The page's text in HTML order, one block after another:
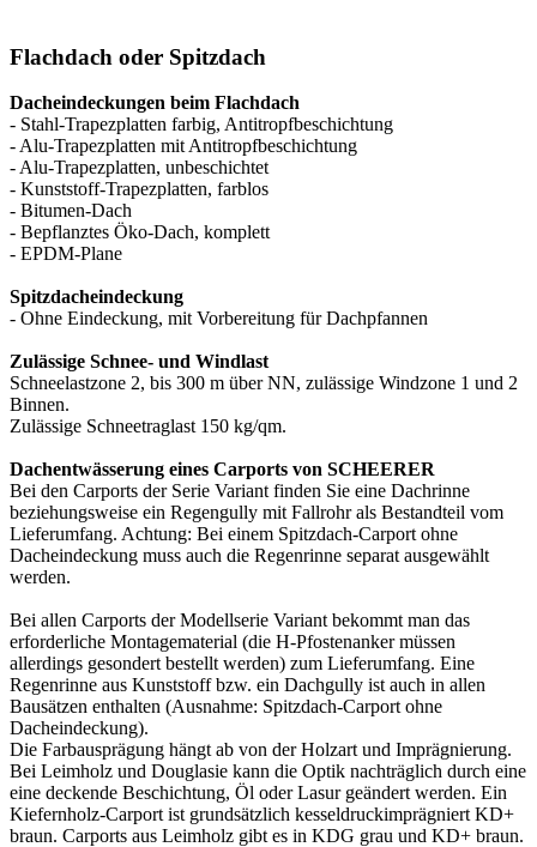
Flachdach oder Spitzdach
Dacheindeckungen beim Flachdach
- Stahl-Trapezplatten farbig, Antitropfbeschichtung
- Alu-Trapezplatten mit Antitropfbeschichtung
- Alu-Trapezplatten, unbeschichtet
- Kunststoff-Trapezplatten, farblos
- Bitumen-Dach
- Bepflanztes Öko-Dach, komplett
- EPDM-Plane
Spitzdacheindeckung
- Ohne Eindeckung, mit Vorbereitung für Dachpfannen
Zulässige Schnee- und Windlast
Schneelastzone 2, bis 300 m über NN, zulässige Windzone 1 und 2
Binnen.
Zulässige Schneetraglast 150 kg/qm.
Dachentwässerung eines Carports von SCHEERER
Bei den Carports der Serie Variant finden Sie eine Dachrinne
beziehungsweise ein Regengully mit Fallrohr als Bestandteil vom
Lieferumfang. Achtung: Bei einem Spitzdach-Carport ohne
Dacheindeckung muss auch die Regenrinne separat ausgewählt
werden.
Bei allen Carports der Modellserie Variant bekommt man das
erforderliche Montagematerial (die H-Pfostenanker müssen
allerdings gesondert bestellt werden) zum Lieferumfang. Eine
Regenrinne aus Kunststoff bzw. ein Dachgully ist auch in allen
Bausätzen enthalten (Ausnahme: Spitzdach-Carport ohne
Dacheindeckung).
Die Farbausprägung hängt ab von der Holzart und Imprägnierung.
Bei Leimholz und Douglasie kann die Optik nachträglich durch eine
eine deckende Beschichtung, Öl oder Lasur geändert werden. Ein
Kiefernholz-Carport ist grundsätzlich kesseldruckimprägniert KD+
braun. Carports aus Leimholz gibt es in KDG grau und KD+ braun.